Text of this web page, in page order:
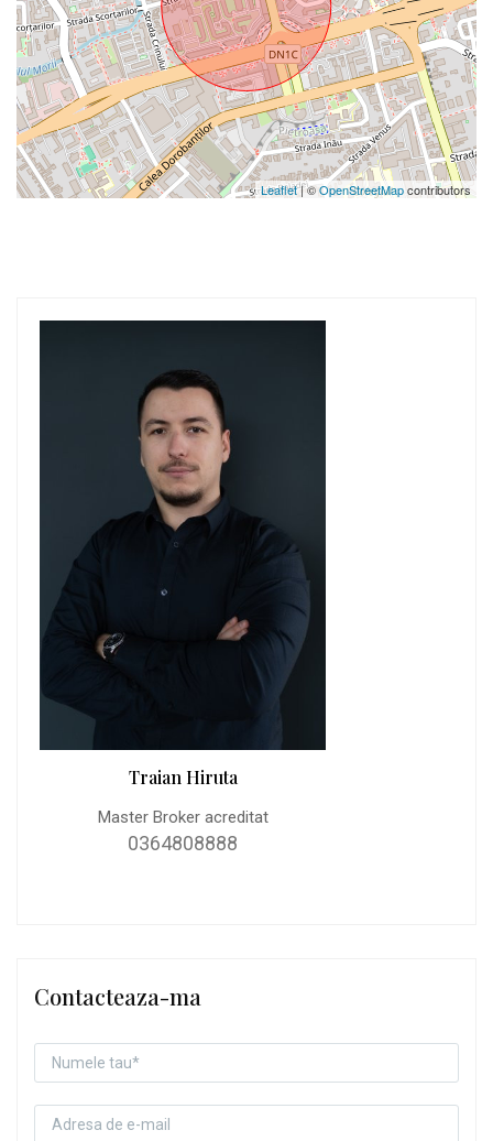
Leaflet| ©OpenStreetMapcontributors
Traian Hiruta
Master Broker acreditat
0364808888
Contacteaza-ma